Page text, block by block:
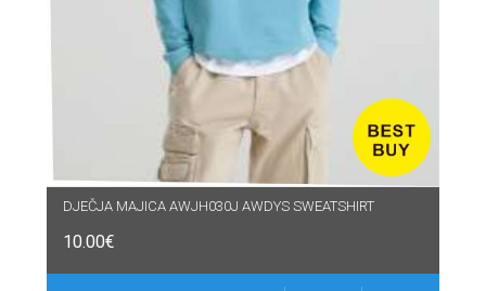
DJEČJA MAJICA AWJH030J AWDYS SWEATSHIRT
10.00€